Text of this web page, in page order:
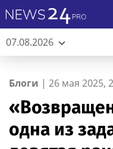
07.08.2026
Блоги | 26 мая 2025,
одна из